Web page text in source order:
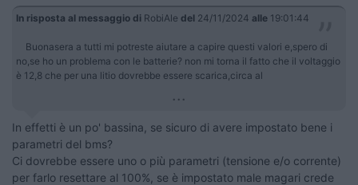
In risposta al messaggio di RobiAle del 24/11/2024 alle 19:01:44
Buonasera a tutti mi potreste aiutare a capire questi valori e,spero di
no,se ho un problema con le batterie? non mi torna il fatto che il voltaggio
è 12,8 che per una litio dovrebbe essere scarica,circa al
...
In effetti è un po' bassina, se sicuro di avere impostato bene i
parametri del bms?
Ci dovrebbe essere uno o più parametri (tensione e/o corrente)
per farlo resettare al 100%, se è impostato male magari crede